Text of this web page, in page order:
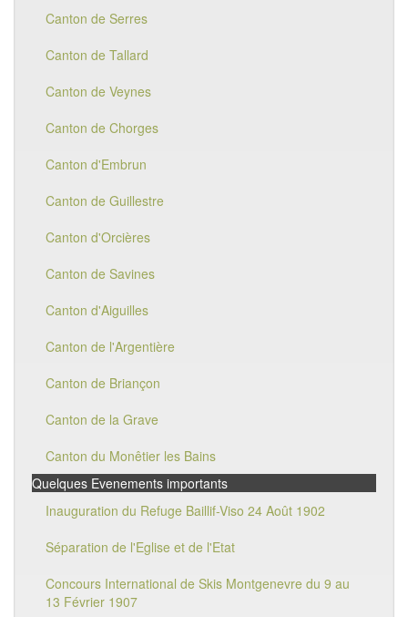
Canton de Serres
Canton de Tallard
Canton de Veynes
Canton de Chorges
Canton d'Embrun
Canton de Guillestre
Canton d'Orcières
Canton de Savines
Canton d'Aiguilles
Canton de l'Argentière
Canton de Briançon
Canton de la Grave
Canton du Monêtier les Bains
Quelques Evenements importants
Inauguration du Refuge Baillif-Viso 24 Août 1902
Séparation de l'Eglise et de l'Etat
Concours International de Skis Montgenevre du 9 au
13 Février 1907